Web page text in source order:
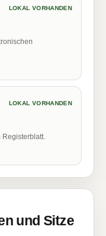
LOKAL VORHANDEN
LOKAL VORHANDEN
Registerblatt.
und Sitze